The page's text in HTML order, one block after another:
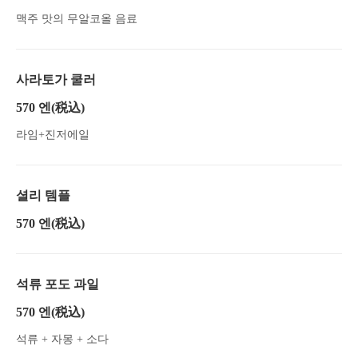
맥주 맛의 무알코올 음료
사라토가 쿨러
570 엔 (税込)
라임+진저에일
셜리 템플
570 엔 (税込)
석류 포도 과일
570 엔 (税込)
석류 + 자몽 + 소다